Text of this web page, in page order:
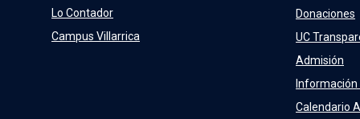
Lo Contador
Campus Villarrica
Donaciones
UC
Admisión
Información
Calendario